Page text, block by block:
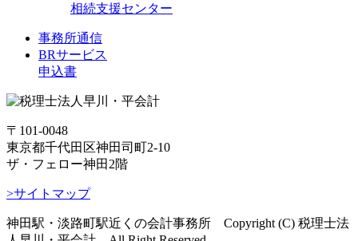
相続支援センター
事務所通信
BRサービス
申込書
〒101-0048
東京都千代田区神田司町2-10
ザ・フェロー神田2階
>サイトマップ
神田駅・淡路町駅近くの会計事務所 Copyright (C) 税理士法